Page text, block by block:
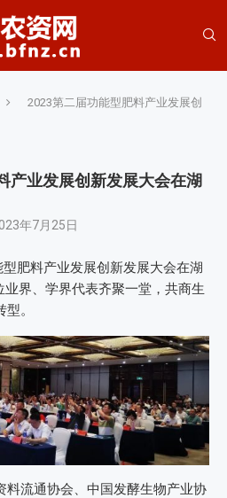
2023第二届功能型肥料产业发展创
产业发展创新发展大会在湖
年7月25日
肥料产业发展创新发展大会在湖
界、学界代表齐聚一堂，共商生
。
料流通协会、中国发酵生物产业协